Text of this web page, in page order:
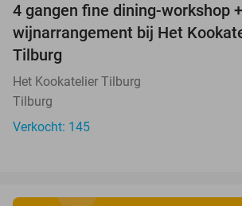
4 gangen fine dining-workshop +
wijnarrangement bij Het
Tilburg
Het Kookatelier Tilburg
Tilburg
Verkocht: 145